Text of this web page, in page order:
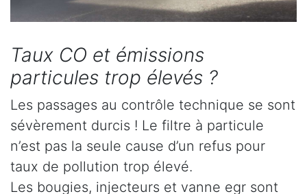
Taux CO et émissions
particules trop élevés ?
Les passages au contrôle technique se sont
sévèrement durcis ! Le filtre à particule
n’est pas la seule cause d’un refus pour
taux de pollution trop élevé.
Les bougies, injecteurs et vanne egr sont